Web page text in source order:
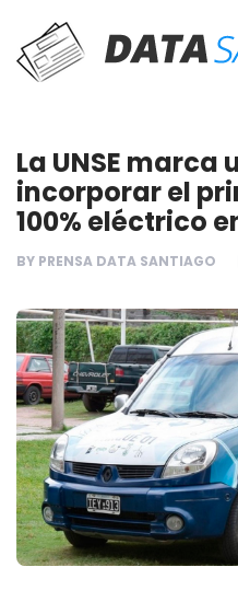
La UNSE
incorporar el
100% eléctrico
BY PRENSA DATA SANTIAGO